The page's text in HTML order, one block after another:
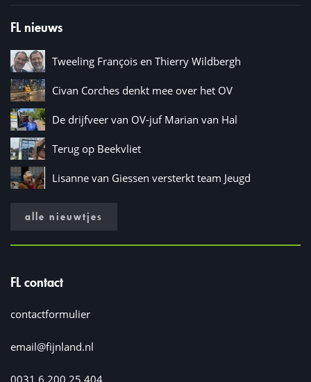
FL nieuws
Tweeling François en Thierry Wildbergh
Civan Corches denkt mee over het OV
De drijfveer van OV-juf Marian van Hal
Terug op Beekvliet
Lisanne van Giessen versterkt team Jeugd
alle nieuwtjes
FL contact
contactformulier
email@fijnland.nl
0031 6 200 25 404